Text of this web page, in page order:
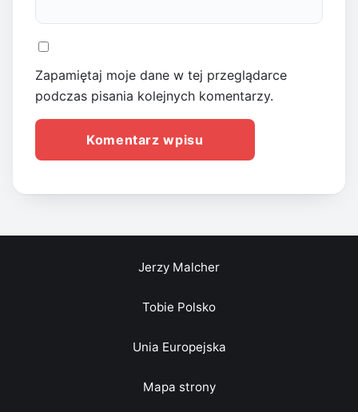
Zapamiętaj moje dane w tej przeglądarce
podczas pisania kolejnych komentarzy.
Jerzy Malcher
Tobie Polsko
Unia Europejska
Mapa strony